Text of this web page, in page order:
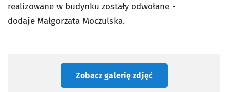
realizowane w budynku zostały odwołane -
dodaje Małgorzata Moczulska.
Zobacz galerię zdjęć